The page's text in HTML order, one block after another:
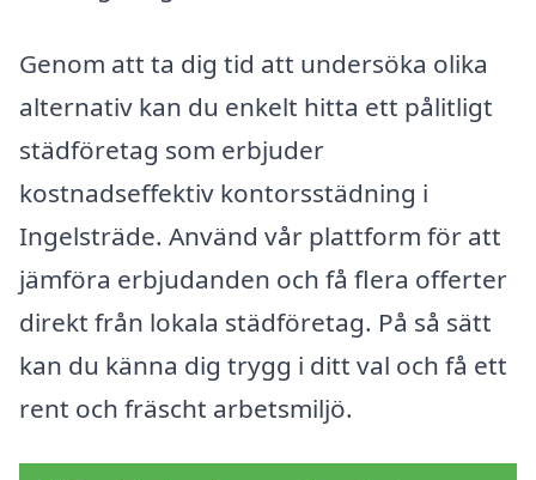
Genom att ta dig tid att undersöka olika
alternativ kan du enkelt hitta ett pålitligt
städföretag som erbjuder
kostnadseffektiv kontorsstädning i
Ingelsträde. Använd vår plattform för att
jämföra erbjudanden och få flera offerter
direkt från lokala städföretag. På så sätt
kan du känna dig trygg i ditt val och få ett
rent och fräscht arbetsmiljö.